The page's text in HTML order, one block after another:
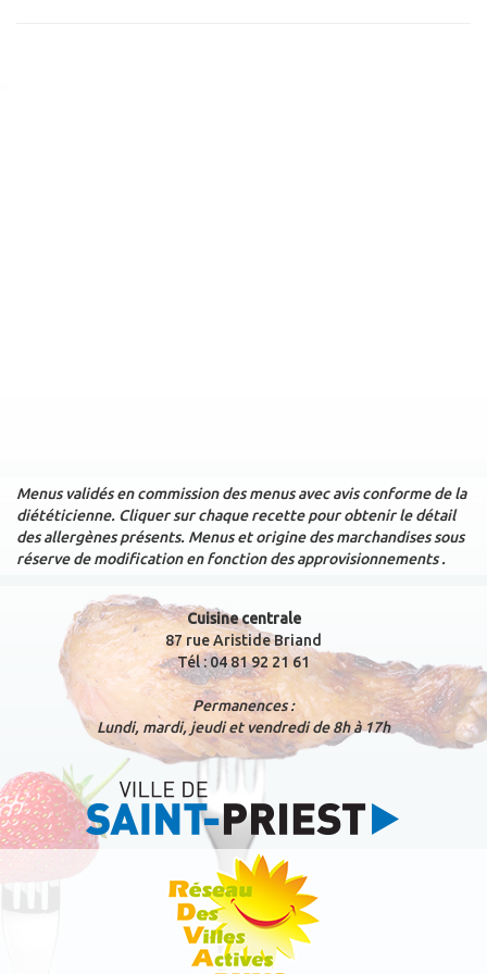
Menus validés en commission des menus avec avis conforme de la
diététicienne. Cliquer sur chaque recette pour obtenir le détail
des allergènes présents. Menus et origine des marchandises sous
réserve de modification en fonction des approvisionnements .
Cuisine centrale
87 rue Aristide Briand
Tél : 04 81 92 21 61
Permanences :
Lundi, mardi, jeudi et vendredi de 8h à 17h